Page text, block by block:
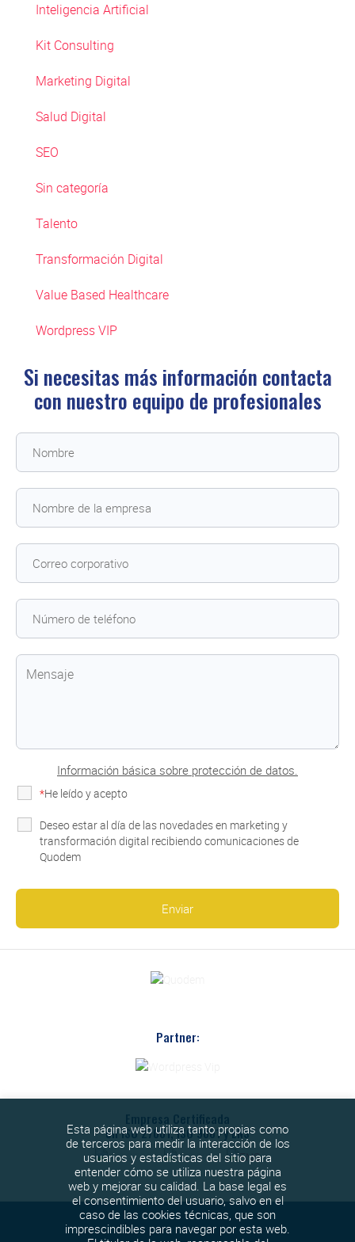
Inteligencia Artificial
Kit Consulting
Marketing Digital
Salud Digital
SEO
Sin categoría
Talento
Transformación Digital
Value Based Healthcare
Wordpress VIP
Si necesitas más información contacta
con nuestro equipo de profesionales
Información básica sobre protección de datos.
He leído y acepto
*
Deseo estar al día de las novedades en marketing y
transformación digital recibiendo comunicaciones de
Quodem
Partner:
Empresa Certificada
en ISO 27001, ISO 9001 y ENS
Esta página web utiliza tanto propias como
de terceros para medir la interacción de los
usuarios y estadísticas del sitio para
entender cómo se utiliza nuestra página
web y mejorar su calidad. La base legal es
el consentimiento del usuario, salvo en el
caso de las cookies técnicas, que son
imprescindibles para navegar por esta web.